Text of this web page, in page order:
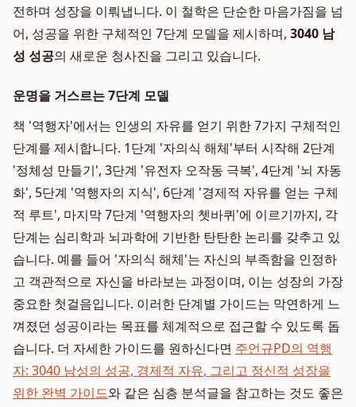
전하며 성장을 이뤄냅니다. 이 철학은 단순한 마음가짐을 넘
어, 성공을 위한 구체적인 7단계 모델을 제시하며, 3040 남
성 성공의 새로운 청사진을 그리고 있습니다.
운명을 거스르는 7단계 모델
책 '역행자'에서는 인생의 자유를 얻기 위한 7가지 구체적인
단계를 제시합니다. 1단계 '자의식 해체'부터 시작해 2단계
'정체성 만들기', 3단계 '유전자 오작동 극복', 4단계 '뇌 자동
화', 5단계 '역행자의 지식', 6단계 '경제적 자유를 얻는 구체
적 루트', 마지막 7단계 '역행자의 쳇바퀴'에 이르기까지, 각
단계는 심리학과 뇌과학에 기반한 탄탄한 논리를 갖추고 있
습니다. 예를 들어 '자의식 해체'는 자신의 부족함을 인정하
고 객관적으로 자신을 바라보는 과정이며, 이는 성장의 가장
중요한 첫걸음입니다. 이러한 단계별 가이드는 막연하게 느
껴졌던 성공이라는 목표를 체계적으로 접근할 수 있도록 돕
습니다. 더 자세한 가이드를 원하신다면 주언규PD의 역행
자: 3040 남성의 성공, 경제적 자유, 그리고 정신적 성장을
위한 완벽 가이드와 같은 심층 분석글을 참고하는 것도 좋은